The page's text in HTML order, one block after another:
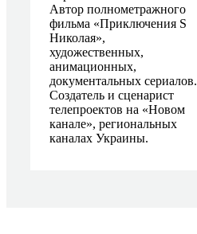
Автор полнометражного
фильма «Приключения S
Николая»,
художественных,
анимационных,
документальных сериалов.
Создатель и сценарист
телепроектов на «Новом
канале», региональных
каналах Украины.